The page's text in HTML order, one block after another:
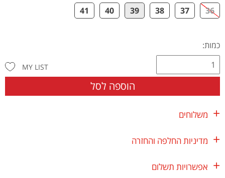
36
37
38
39
40
41
כמות:
הוספה לסל
MY LIST
משלוחים
מדיניות החלפה והחזרה
אפשרויות תשלום